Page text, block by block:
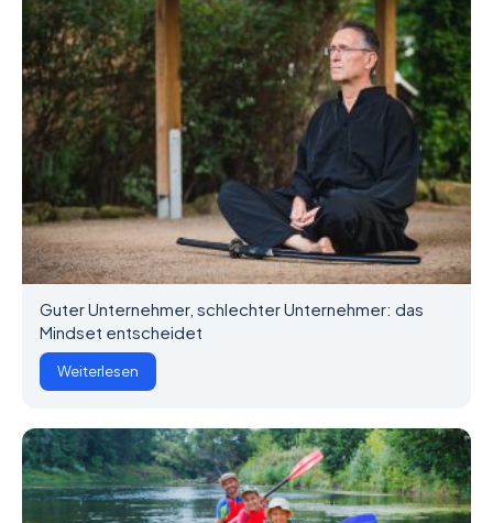
Guter Unternehmer, schlechter Unternehmer: das
Mindset entscheidet
Weiterlesen